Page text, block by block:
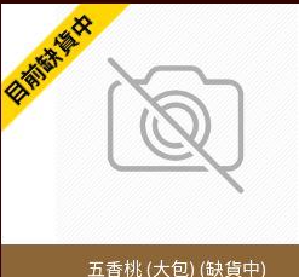
目前缺貨中
五香桃 (大包) (缺貨中)